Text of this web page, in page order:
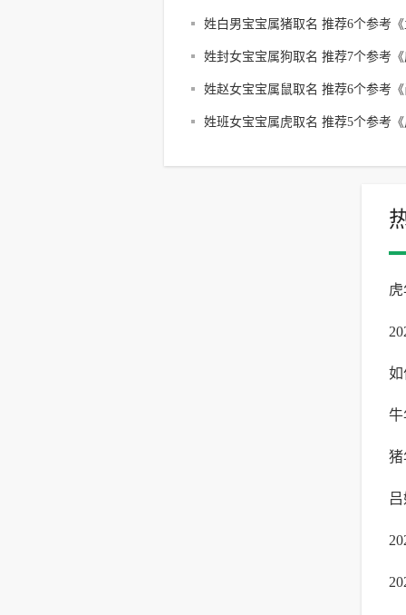
传》取名
姓白男宝宝属猪取名 推荐6个参考
子》取名
姓封女宝宝属狗取名 推荐7个参考
子》取名
姓赵女宝宝属鼠取名 推荐6个参考
书》取名
姓班女宝宝属虎取名 推荐5个参考
蒋
如
名
牛
祥
猪
何